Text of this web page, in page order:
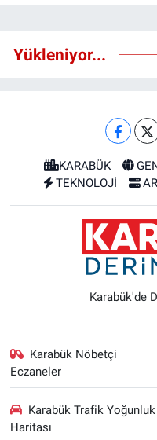
Yükleniyor...
KARABÜK
TEKNOLOJİ
Karabük'de
Karabük Nöbetçi
Eczaneler
Karabük Trafik Yoğunluk
Haritası